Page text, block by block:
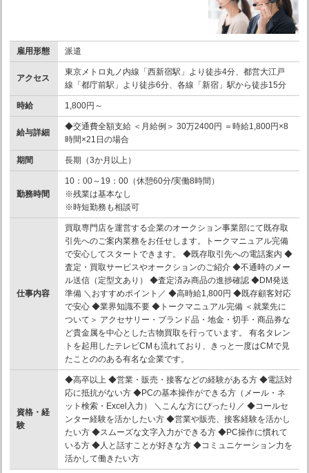
雇用形態 派遣
アクセス
東京メトロ丸ノ内線「西新宿駅」より徒歩4分、都営大江戸
線「都庁前駅」より徒歩6分、各線「新宿」駅から徒歩15分
時給 1,800円～
給与詳細
◆交通費全額支給 ＜月給例＞ 30万2400円 ＝時給1,800円×8
時間×21日の場合
期間 長期（3か月以上）
勤務時間
10：00～19：00（休憩60分/実働8時間）
※残業は基本なし
※時短勤務も相談可
仕事内容
買取専門店を運営する企業のオークション事業部にて既存取
引先へのご案内業務をお任せします。トークマニュアル完備
で安心してスタートできます。 ◆既存取引先への電話案内 ◆
査定・買取サービスやオークションのご紹介 ◆不通時のメー
ル送信（定型文あり） ◆査定済み商品の進捗確認 ◆DM発送
準備 ＼おすすめポイント／ ◆高時給1,800円 ◆既存顧客対応
で安心 ◆業界知識不要 ◆トークマニュアル完備 ＜就業先に
ついて＞ アクセサリー・ブランド品・地金・切手・商品券な
ど貴金属を中心とした古物買取を行っています。 有名タレン
トを起用したテレビCMも流れており、きっと一度はCMで見
たことののある有名な企業です。
資格・経
験
◆高卒以上 ◆営業・販売・接客などの経験がある方 ◆電話対
応に抵抗がない方 ◆PCの基本操作ができる方（メール・ネ
ット検索・Excel入力） ＼こんな方にぴったり／ ◆コールセ
ンター経験を活かしたい方 ◆営業や販売、接客経験を活かし
たい方 ◆スムーズな文字入力ができる方 ◆PC操作に慣れて
いる方 ◆人と話すことが好きな方 ◆コミュニケーション力を
活かして働きたい方